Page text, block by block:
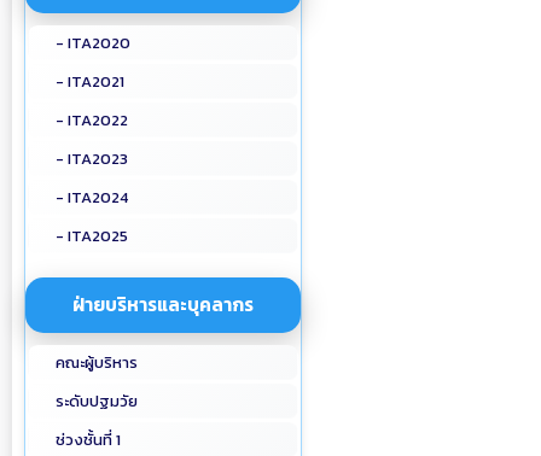
- ITA2020
- ITA2021
- ITA2022
- ITA2023
- ITA2024
- ITA2025
ฝ่ายบริหารและบุคลากร
คณะผู้บริหาร
ระดับปฐมวัย
ช่วงชั้นที่ 1